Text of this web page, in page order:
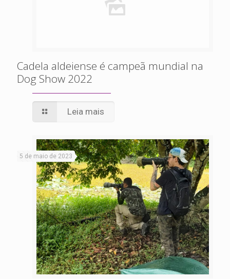
Cadela aldeiense é campeã mundial na
Dog Show 2022
Leia mais
5 de maio de 2023